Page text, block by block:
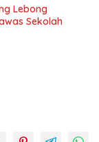
Lebong
Sekolah